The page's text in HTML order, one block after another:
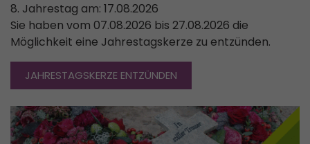
8. Jahrestag am: 17.08.2026
Sie haben vom 07.08.2026 bis 27.08.2026 die
Möglichkeit eine Jahrestagskerze zu entzünden.
JAHRESTAGSKERZE ENTZÜNDEN